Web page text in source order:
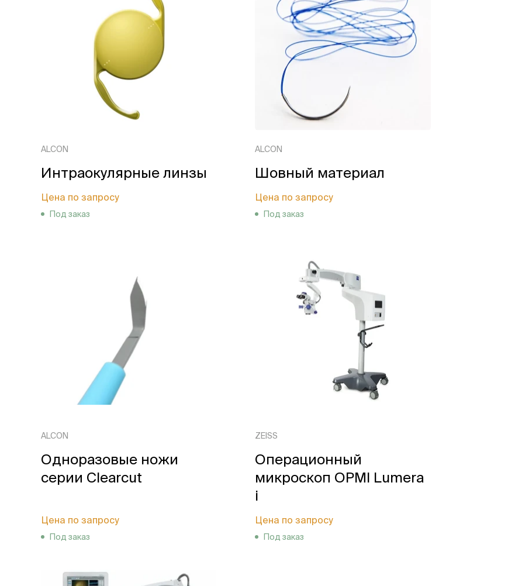
ALCON
Интраокулярные линзы
Цена по запросу
Под заказ
ALCON
Шовный материал
Цена по запросу
Под заказ
ALCON
Одноразовые ножи
серии Clearcut
Цена по запросу
Под заказ
ZEISS
Операционный
микроскоп OPMI Lumera
i
Цена по запросу
Под заказ